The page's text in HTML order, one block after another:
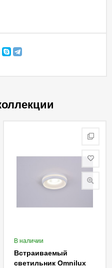
В наличии
Встраиваемый
светильник Omnilux